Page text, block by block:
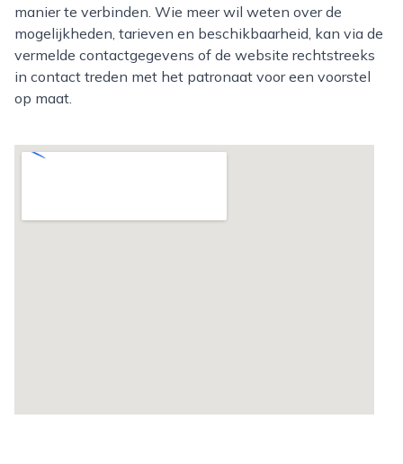
manier te verbinden. Wie meer wil weten over de
mogelijkheden, tarieven en beschikbaarheid, kan via de
vermelde contactgegevens of de website rechtstreeks
in contact treden met het patronaat voor een voorstel
op maat.